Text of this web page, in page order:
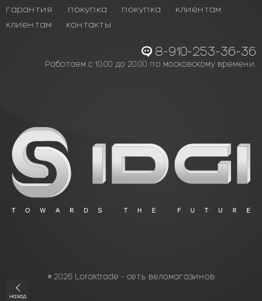
Назад
гарантия
покупка покупка
клиентам
клиентам
контакты
8-910-253-36-36
Работаем с 10.00 до 20.00 по московскому времени.
© 2026 Loraktrade - сеть веломагазинов